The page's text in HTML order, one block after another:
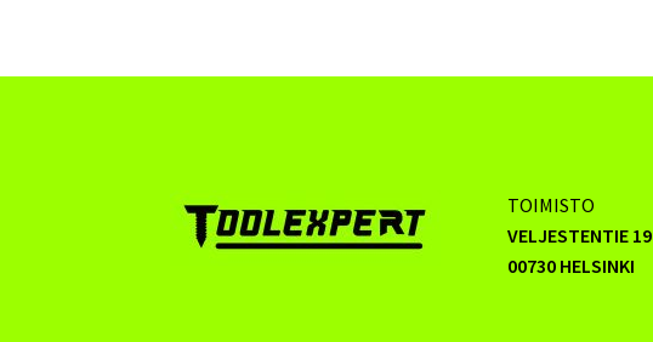
TOIMISTO
VELJESTENTIE 19
00730 HELSINKI